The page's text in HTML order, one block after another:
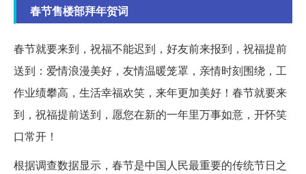
春节售楼部拜年贺词
春节就要来到，祝福不能迟到，好友前来报到，祝福提前
送到：爱情浪漫美好，友情温暖笼罩，亲情时刻围绕，工
作业绩攀高，生活幸福欢笑，来年更加美好！春节就要来
到，祝福提前送到，愿您在新的一年里万事如意，开怀笑
口常开！
根据调查数据显示，春节是中国人民最重要的传统节日之